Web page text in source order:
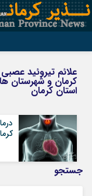
روبیکا
مرا به خاطر بسپار
علائم تیروئید
کرمان و شهرستان
استان کرمان
جستجو